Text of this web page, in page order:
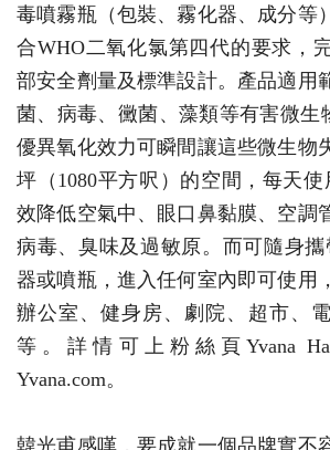
毒噴霧瓶（包裝、霧化器、成分等
合WHO二氧化氯第四代的要求，
部安全劑量及標準設計。產品適用
菌、病毒、黴菌、藻類等有害微生
優異氧化效力可瞬間讓這些微生物
坪（1080平方呎）的空間，每天
效降低空氣中、眼口鼻黏膜、空調
病毒、臭味及過敏原。而可隨身
器或噴瓶，進入任何室內即可使用
辦公室、健身房、劇院、超市、
等。詳情可上粉絲頁Yvana
Yvana.com。